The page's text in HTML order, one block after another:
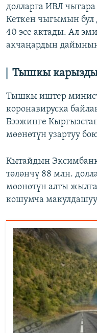
долларга ИВЛ
Кеткен чыгымын бул
40 эсе актады. Ал
акчаңардын
Тышкы
Тышкы иштер
коронавируска
Бээжинге
мөөнөтүн узартуу
Кытайдын
төлөнчү 88 млн.
мөөнөтүн алты
кошумча